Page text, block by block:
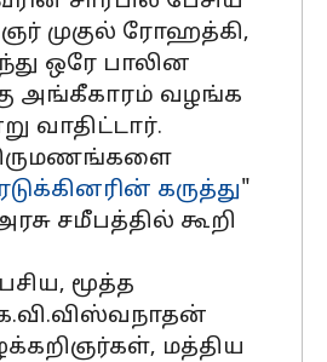
முகுல் ரோஹத்கி,
ஒரே பாலின
அங்கீகாரம் வழங்க
வாதிட்டார்.
கருத்து"
சமீபத்தில் கூறி
மூத்த
மத்திய